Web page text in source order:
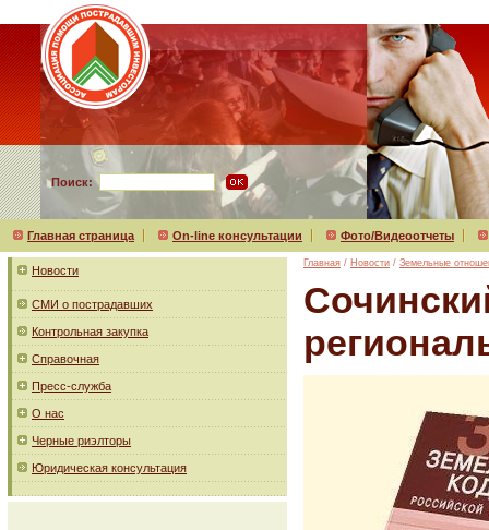
Поиск:
Главная страница On-line консультации Фото/Видеоотчеты
Новости
СМИ о пострадавших
Контрольная закупка
Справочная
Пресс-служба
О нас
Черные риэлторы
Юридическая консультация
Главная / Новости / Земельные